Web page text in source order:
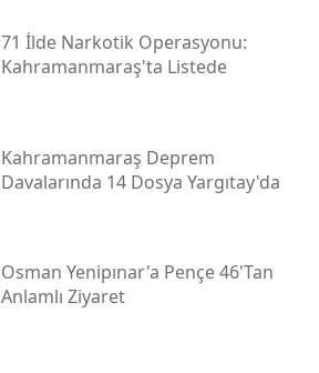
71 İlde Narkotik Operasyonu:
Kahramanmaraş'ta Listede
Kahramanmaraş Deprem
Davalarında 14 Dosya Yargıtay'da
Osman Yenipınar'a Pençe 46'tan
Anlamlı Ziyaret